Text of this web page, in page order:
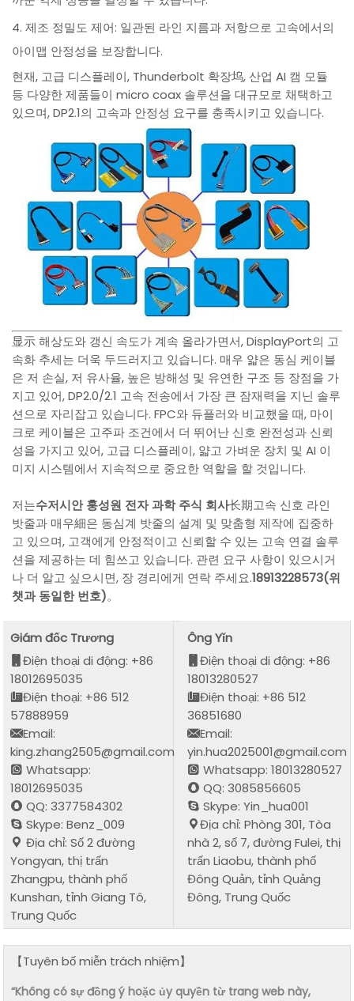
4. 제조 정밀도 제어: 일관된 라인 지름과 저항으로 고속에서의
아이맵 안정성을 보장합니다.
현재, 고급 디스플레이, Thunderbolt 확장坞, 산업 AI 캠 모듈
등 다양한 제품들이 micro coax 솔루션을 대규모로 채택하고
있으며, DP2.1의 고속과 안정성 요구를 충족시키고 있습니다.
显示 해상도와 갱신 속도가 계속 올라가면서, DisplayPort의 고
속화 추세는 더욱 두드러지고 있습니다. 매우 얇은 동심 케이블
은 저 손실, 저 유사율, 높은 방해성 및 유연한 구조 등 장점을 가
지고 있어, DP2.0/2.1 고속 전송에서 가장 큰 잠재력을 지닌 솔루
션으로 자리잡고 있습니다. FPC와 듀플러와 비교했을 때, 마이
크로 케이블은 고주파 조건에서 더 뛰어난 신호 완전성과 신뢰
성을 가지고 있어, 고급 디스플레이, 얇고 가벼운 장치 및 AI 이
미지 시스템에서 지속적으로 중요한 역할을 할 것입니다.
저는수저시안 훙성원 전자 과학 주식 회사长期고속 신호 라인
밧줄과 매우細은 동심계 밧줄의 설계 및 맞춤형 제작에 집중하
고 있으며, 고객에게 안정적이고 신뢰할 수 있는 고속 연결 솔루
션을 제공하는 데 힘쓰고 있습니다. 관련 요구 사항이 있으시거
나 더 알고 싶으시면, 장 경리에게 연락 주세요.18913228573(위
챗과 동일한 번호)。
Giám đốc Trương
Điện thoại di động: +86
18012695035
Điện thoại: +86 512
57888959
Email:
king.zhang2505@gmail.com
Whatsapp:
18012695035
QQ: 3377584302
Skype: Benz_009
Địa chỉ: Số 2 đường
Yongyan, thị trấn
Zhangpu, thành phố
Kunshan, tỉnh Giang Tô,
Trung Quốc
Ông Yǐn
Điện thoại di động: +86
18013280527
Điện thoại: +86 512
36851680
Email:
yin.hua2025001@gmail.com
Whatsapp: 18013280527
QQ: 3085856605
Skype: Yin_hua001
Địa chỉ: Phòng 301, Tòa
nhà 2, số 7, đường Fulei, thị
trấn Liaobu, thành phố
Đông Quản, tỉnh Quảng
Đông, Trung Quốc
【Tuyên bố miễn trách nhiệm】
“Không có sự đồng ý hoặc ủy quyền từ trang web này,